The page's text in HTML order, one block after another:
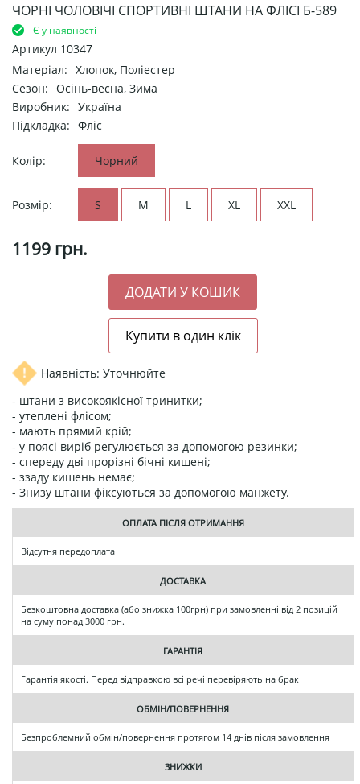
ЧОРНІ ЧОЛОВІЧІ СПОРТИВНІ ШТАНИ НА ФЛІСІ Б-589
Є у наявності
Артикул 10347
Матеріал: Хлопок, Поліестер
Сезон: Осінь-весна, Зима
Виробник: Україна
Підкладка: Фліс
Колір: Чорний
Розмір: S M L XL XXL
1199 грн.
Наявність: Уточнюйте
- штани з високоякісної тринитки;
- утеплені флісом;
- мають прямий крій;
- у поясі виріб регулюється за допомогою резинки;
- спереду дві прорізні бічні кишені;
- ззаду кишень немає;
- Знизу штани фіксуються за допомогою манжету.
ОПЛАТА ПІСЛЯ ОТРИМАННЯ
Відсутня передоплата
ДОСТАВКА
Безкоштовна доставка (або знижка 100грн) при замовленні від 2 позицій
на суму понад 3000 грн.
ГАРАНТІЯ
Гарантія якості. Перед відправкою всі речі перевіряють на брак
ОБМІН/ПОВЕРНЕННЯ
Безпроблемний обмін/повернення протягом 14 днів після замовлення
ЗНИЖКИ